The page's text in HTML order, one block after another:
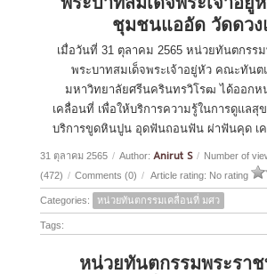
ชุมชนแออัด วัดดวง
เมื่อวันที่ 31 ตุลาคม 2565 หน่วยทันตกรร
พระบาทสมเด็จพระเจ้าอยู่หัว คณะทัน
มหาวิทยาลัยศรีนครินทรวิโรฒ ได้ออกห
เคลื่อนที่ เพื่อให้บริการความรู้ในการดูแลสุ
บริการขูดหินปูน อุดฟันถอนฟัน ผ่าฟันคุด เ
31 ตุลาคม 2565 / Author: Anirut S / Number of
(472) / Comments (0) / Article rating: No rating
Categories: หน่วยทันตกรรมเคลื่อนที่ มศว
Tags:
หน่วยทันตกรรมพระรา